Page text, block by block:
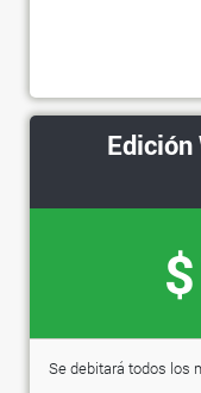
Edición
Se debitará todos los